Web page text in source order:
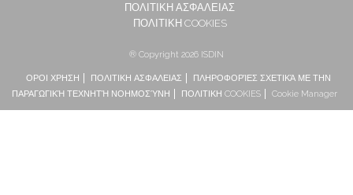
ΠΟΛΙΤΙΚΗ ΑΣΦΑΛΕΙΑΣ
ΠΟΛΙΤΙΚΗ COOKIES
® Copyright 2026 ISDIN
ΟΡΟΙ ΧΡΗΣΗ ΠΟΛΙΤΙΚΗ ΑΣΦΑΛΕΙΑΣ
ΠΛΗΡΟΦΟΡΊΕΣ ΣΧΕΤΙΚΆ ΜΕ ΤΗΝ
ΠΑΡΑΓΩΓΙΚΉ ΤΕΧΝΗΤΉ ΝΟΗΜΟΣΎΝΗ
ΠΟΛΙΤΙΚΗ COOKIES Cookie Manager